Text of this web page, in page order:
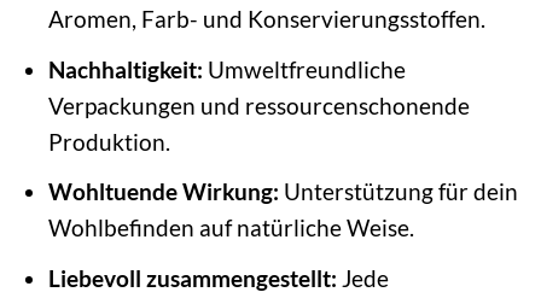
Aromen, Farb- und Konservierungsstoffen.
Nachhaltigkeit: Umweltfreundliche
Verpackungen und ressourcenschonende
Produktion.
Wohltuende Wirkung: Unterstützung für dein
Wohlbefinden auf natürliche Weise.
Liebevoll zusammengestellt: Jede